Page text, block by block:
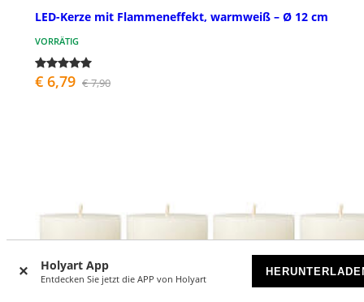
Holyart App
Entdecken Sie jetzt die APP von Holyart
LED-Kerze mit Flammeneffekt, warmweiß – Ø 12 cm
VORRÄTIG
€ 6,79 € 7,90